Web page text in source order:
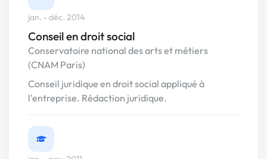
jan. - déc. 2014
Conseil en droit social
Conservatoire national des arts et métiers
(CNAM Paris)
Conseil juridique en droit social appliqué à
l'entreprise. Rédaction juridique.